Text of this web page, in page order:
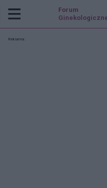
Forum
Reklama: